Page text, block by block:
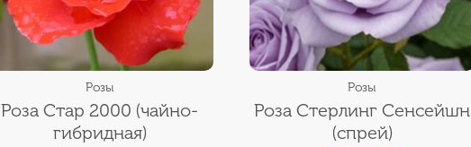
Розы
Роза Стар 2000 (чайно-
гибридная)
Розы
Роза Стерлинг Сенсейшн
(спрей)